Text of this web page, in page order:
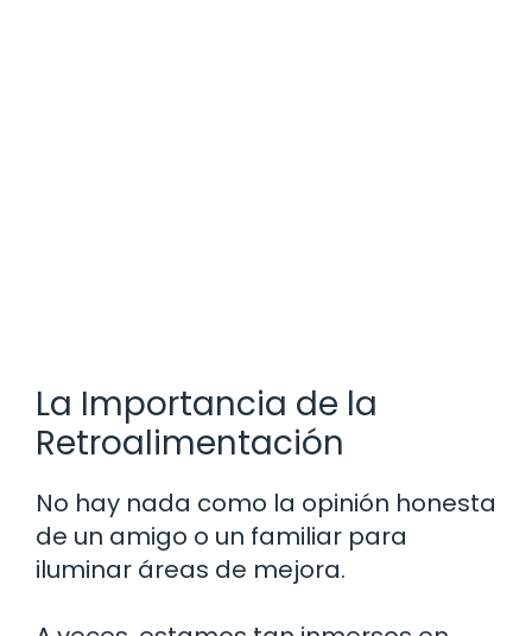
La Importancia de la
Retroalimentación
No hay nada como la opinión honesta
de un amigo o un familiar para
iluminar áreas de mejora.